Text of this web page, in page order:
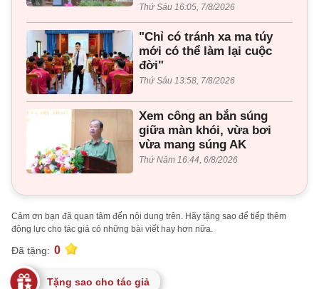
Thứ Sáu 16:05, 7/8/2026
"Chỉ có tránh xa ma túy
mới có thể làm lại cuộc
đời"
Thứ Sáu 13:58, 7/8/2026
Xem công an bắn súng
giữa màn khói, vừa bơi
vừa mang súng AK
Thứ Năm 16:44, 6/8/2026
Cảm ơn bạn đã quan tâm đến nội dung trên. Hãy tặng sao để tiếp thêm
động lực cho tác giả có những bài viết hay hơn nữa.
Đã tặng: 0
Tặng sao cho tác giả